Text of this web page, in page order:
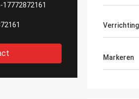
17772872161
Markeren